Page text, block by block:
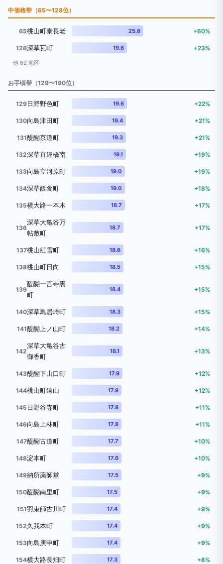
中価格帯（65〜128位）
65桃山町泰長老 25.6 +60%
128深草瓦町 19.6 +23%
他 62 地区
お手頃帯（129〜190位）
129日野野色町 19.6 +22%
130向島津田町 19.4 +21%
131醍醐京道町 19.3 +21%
132深草直違橋南 19.1 +19%
133向島立河原町 19.0 +19%
134深草飯食町 19.0 +18%
135横大路一本木 18.7 +17%
136
深草大亀谷万
帖敷町
18.7 +17%
137桃山紅雪町 18.6 +16%
138桃山町日向 18.5 +15%
139
醍醐一言寺裏
町
18.4 +15%
140深草鳥居崎町 18.3 +15%
141醍醐上ノ山町 18.2 +14%
142
深草大亀谷古
御香町
18.1 +13%
143醍醐下山口町 17.9 +12%
144桃山町遠山 17.9 +12%
145 日野谷寺町 17.8 +11%
146向島上林町 17.8 +11%
147醍醐古道町 17.7 +10%
148淀本町 17.6 +10%
149納所薬師堂 17.5 +9%
150醍醐南里町 17.5 +9%
151羽束師古川町 17.4 +9%
152久我本町 17.4 +9%
153向島庚申町 17.4 +9%
154横大路長畑町 17.3 +8%